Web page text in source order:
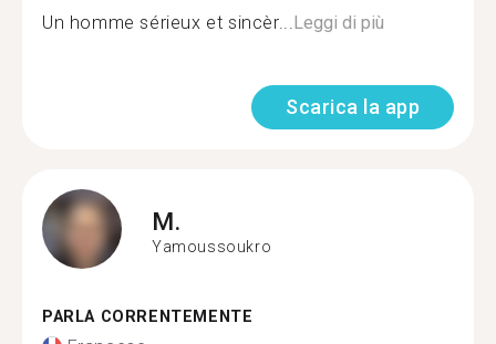
Un homme sérieux et sincèr...Leggi di più
Scarica la app
M.
Yamoussoukro
PARLA CORRENTEMENTE